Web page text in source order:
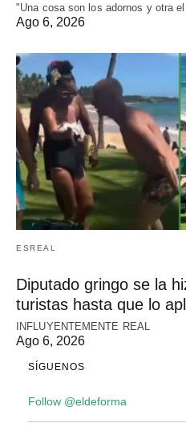
"Una cosa son los adornos y otra
Ago 6, 2026
ESREAL
Diputado gringo se la
turistas hasta que lo
INFLUYENTEMENTE REAL
Ago 6, 2026
SÍGUENOS
Follow @eldeforma